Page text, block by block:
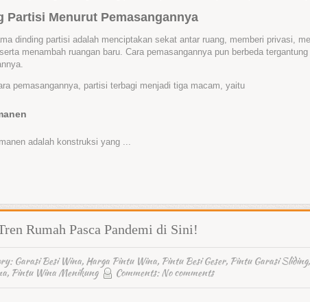
Partisi Menurut Pemasangannya
dinding partisi adalah menciptakan sekat antar ruang, memberi privasi,
menambah ruangan baru. Cara pemasangannya pun berbeda
pemasangannya, partisi terbagi menjadi tiga macam, yaitu
adalah konstruksi yang ...
Rumah Pasca Pandemi di Sini!
Garasi Besi Wina, Harga Pintu Wina, Pintu Besi Geser, Pintu Garasi Sliding,
, Pintu Wina Menikung Comments:No comments